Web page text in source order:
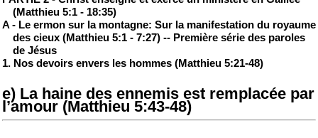
(Matthieu 5:1 - 18:35)
A - Le ermon sur la montagne: Sur la manifestation du royaume
des cieux (Matthieu 5:1 - 7:27) -- Première série des paroles
de Jésus
1. Nos devoirs envers les hommes (Matthieu 5:21-48)
e) La haine des ennemis est remplacée par
l’amour (Matthieu 5:43-48)